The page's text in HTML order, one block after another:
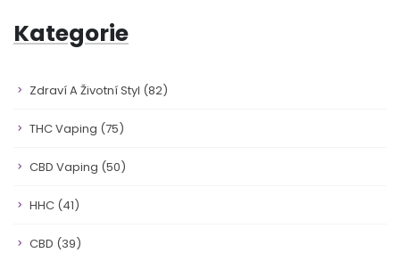
Kategorie
Zdraví A Životní Styl (82)
THC Vaping (75)
CBD Vaping (50)
HHC (41)
CBD (39)